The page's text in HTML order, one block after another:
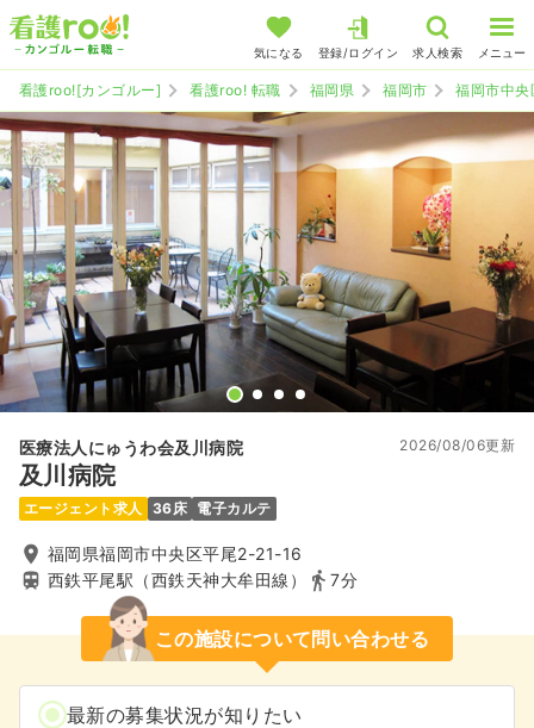
気になる 登録/ログイン 求人検索 メニュー
看護roo![カンゴルー] 看護roo! 転職 福岡県 福岡市 福岡市中央
医療法人にゅうわ会及川病院
及川病院
2026/08/06更新
エージェント求人 36床 電子カルテ
福岡県福岡市中央区平尾2-21-16
西鉄平尾駅（西鉄天神大牟田線）
7分
この施設について問い合わせる
最新の募集状況が知りたい